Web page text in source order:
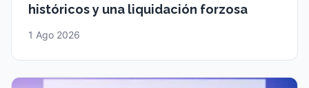
históricos y una liquidación forzosa
1 Ago 2026